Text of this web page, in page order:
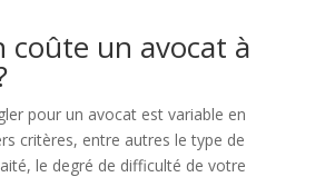
coûte un avocat à
pour un avocat est variable en
critères, entre autres le type de
le degré de difficulté de votre